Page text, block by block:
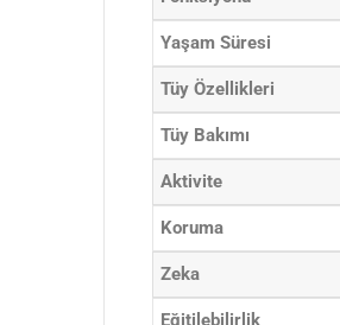
Yaşam Süresi
Tüy Özellikleri
Tüy Bakımı
Aktivite
Koruma
Zeka
Eğitilebilirlik